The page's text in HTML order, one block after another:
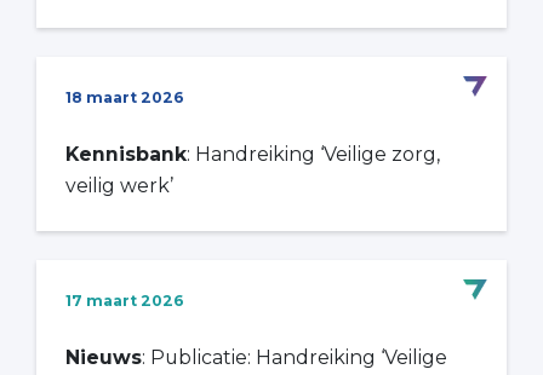
18 maart 2026
Kennisbank: Handreiking ‘Veilige zorg,
veilig werk’
17 maart 2026
Nieuws: Publicatie: Handreiking ‘Veilige